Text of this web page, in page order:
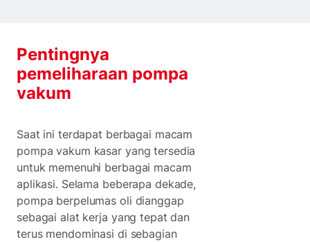
Pentingnya
pemeliharaan pompa
vakum
Saat ini terdapat berbagai macam
pompa vakum kasar yang tersedia
untuk memenuhi berbagai macam
aplikasi. Selama beberapa dekade,
pompa berpelumas oli dianggap
sebagai alat kerja yang tepat dan
terus mendominasi di sebagian